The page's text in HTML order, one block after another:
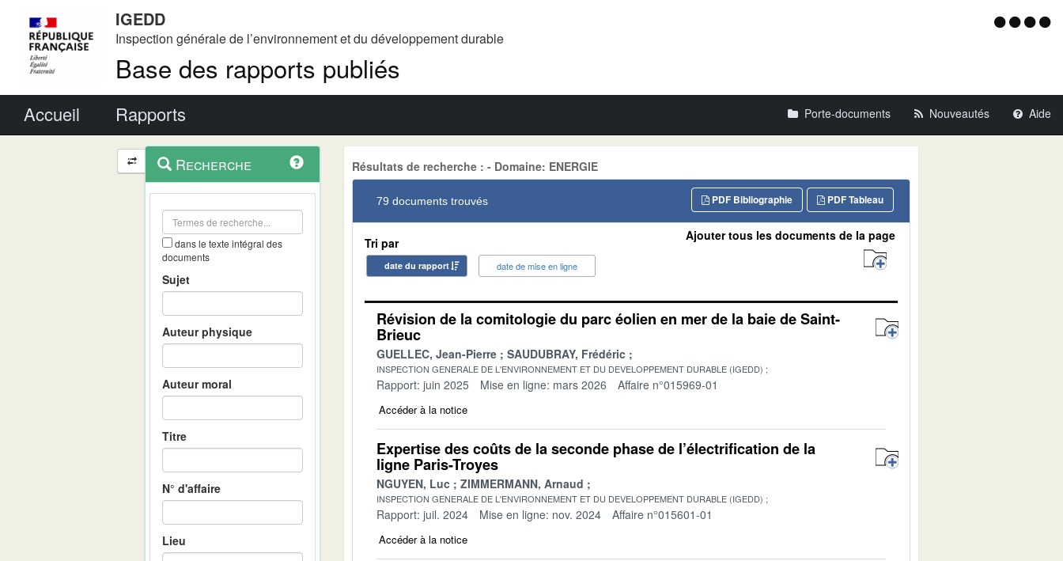
IGEDD
Inspection générale de l’environnement et du développement durable
Base des rapports publiés
Menu
Accueil Rapports Porte-documents Nouveautés Aide
Navigation
et
outils
contextuel
Recherche
dans le texte intégral des
documents
Sujet
Auteur physique
Auteur moral
Titre
N° d'affaire
Lieu
Résultats de recherche : - Domaine: ENERGIE
79 documents trouvés PDF Tableau
PDF Bibliographie
Tri par
date du rapport date de mise en ligne
Ajouter tous les documents de la page
Révision de la comitologie du parc éolien en mer de la baie de Saint-
Brieuc
GUELLEC, Jean-Pierre SAUDUBRAY, Frédéric
INSPECTION GENERALE DE L'ENVIRONNEMENT ET DU DEVELOPPEMENT DURABLE (IGEDD)
Rapport: juin 2025 Mise en ligne: mars 2026 Affaire n°015969-01
Accéder à la notice
Expertise des coûts de la seconde phase de l’électrification de la
ligne Paris-Troyes
NGUYEN, Luc ZIMMERMANN, Arnaud
INSPECTION GENERALE DE L'ENVIRONNEMENT ET DU DEVELOPPEMENT DURABLE (IGEDD)
Rapport: juil. 2024 Mise en ligne: nov. 2024 Affaire n°015601-01
Accéder à la notice